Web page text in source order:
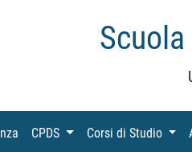
(current)
CPDS (current)Corsi di Studio